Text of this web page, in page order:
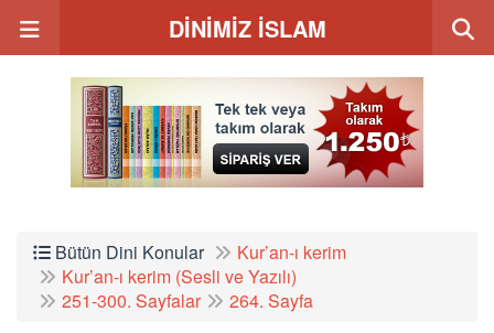
DİNİMİZ İSLAM
Bütün Dini Konular
Kur’an-ı kerim
Kur’an-ı kerim (Sesli ve Yazılı)
251-300. Sayfalar
264. Sayfa